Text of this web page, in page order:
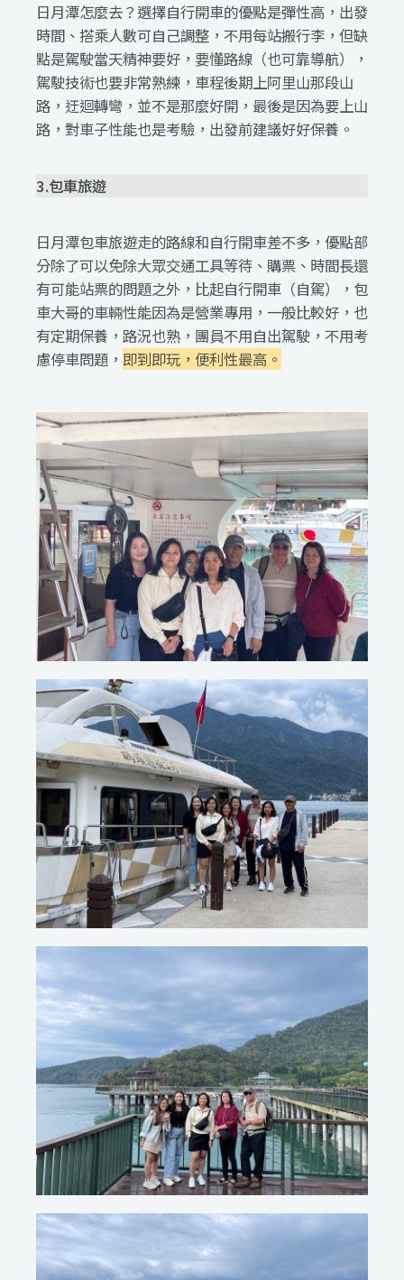
日月潭怎麼去？選擇自行開車的優點是彈性高，出發
時間、搭乘人數可自己調整，不用每站搬行李，但缺
點是駕駛當天精神要好，要懂路線（也可靠導航），
駕駛技術也要非常熟練，車程後期上阿里山那段山
路，迂迴轉彎，並不是那麼好開，最後是因為要上山
路，對車子性能也是考驗，出發前建議好好保養。
3.包車旅遊
日月潭包車旅遊走的路線和自行開車差不多，優點部
分除了可以免除大眾交通工具等待、購票、時間長還
有可能站票的問題之外，比起自行開車（自駕），包
車大哥的車輛性能因為是營業專用，一般比較好，也
有定期保養，路況也熟，團員不用自出駕駛，不用考
慮停車問題， 即到即玩，便利性最高。